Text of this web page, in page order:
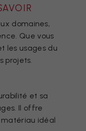
domaines,
Que vous
les usages du
projets.
et sa
Il offre
idéal